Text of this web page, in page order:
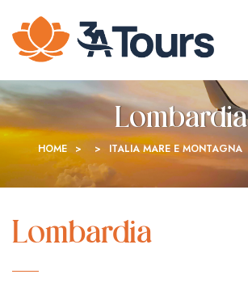
Lombardia
HOME > > ITALIA MARE E MONTAGNA
Lombardia